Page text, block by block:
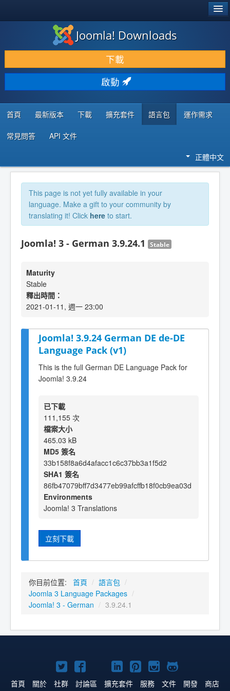
下載 & 擴充
發現 & 學習
社群 & 支援
程式者資源
Joomla! Downloads
下載
啟動
首頁 最新版本 下載 擴充套件 語言包 運作需求
常見問答 API 文件
正體中文
This page is not yet fully available in your
language. Make a gift to your community by
translating it! Click here to start.
Joomla! 3 - German 3.9.24.1 Stable
Maturity
Stable
釋出時間：
2021-01-11, 週一 23:00
Joomla! 3.9.24 German DE de-DE
Language Pack (v1)
This is the full German DE Language Pack for
Joomla! 3.9.24
已下載
111,155 次
檔案大小
465.03 kB
MD5 簽名
33b158f8a6d4afacc1c6c37bb3a1f5d2
SHA1 簽名
86fb47079bff7d3477eb99afcffb18f0cb9ea03d
Environments
Joomla! 3 Translations
立刻下載
你目前位置: 首頁 / 語言包 /
Joomla 3 Language Packages /
Joomla! 3 - German / 3.9.24.1
Twitter
上
Facebook
上
YouTube
上
Linkedln
上
Pinterest
上
Instagram
上
GitHub
上
首頁 關於 社群 討論區 擴充套件 服務 文件 開發 商店